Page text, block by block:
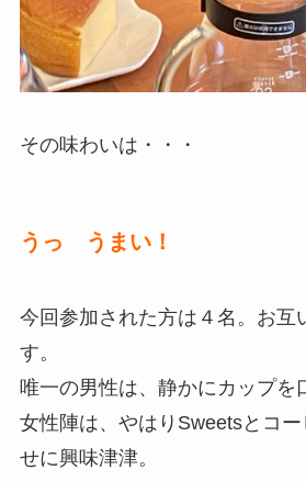
その味わいは・・・
うっ うまい！
今回参加された方は４名。お互
す。
唯一の男性は、静かにカップを
女性陣は、やはりSweetsとコ
せに興味津津。